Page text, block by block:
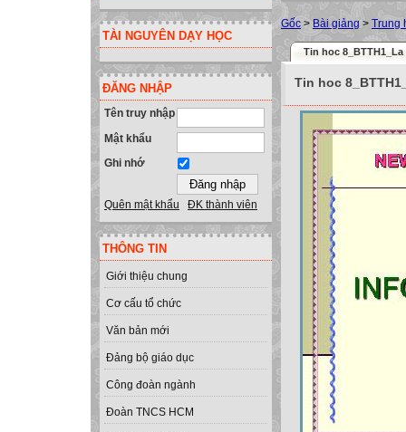
TÀI NGUYÊN DẠY HỌC
ĐĂNG NHẬP
Tên truy nhập
Mật khẩu
Ghi nhớ
Quên mật khẩu ĐK thành viên
THÔNG TIN
Giới thiệu chung
Cơ cấu tổ chức
Văn bản mới
Đảng bộ giáo dục
Công đoàn ngành
Đoàn TNCS HCM
Gốc > Bài giảng > Trung
Tin hoc
Tin hoc